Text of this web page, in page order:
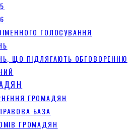
ГОЛОСУВАННЯ
ЩО ПІДЛЯГАЮТЬ ОБГОВОРЕННЮ
ГРОМАДЯН
БАЗА
ГРОМАДЯН